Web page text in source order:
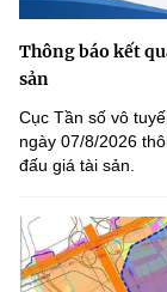
Thông báo kết
sản
Cục Tần số vô
ngày 07/8/2026
đấu giá tài sản.